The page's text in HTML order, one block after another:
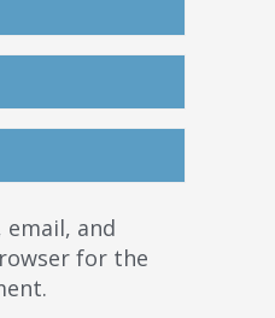
email, and
for the